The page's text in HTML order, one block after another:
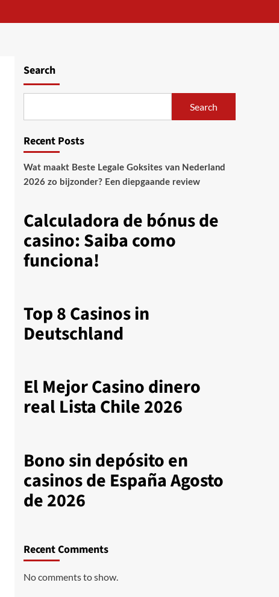
Search
Search
Recent Posts
Wat maakt Beste Legale Goksites van Nederland
2026 zo bijzonder? Een diepgaande review
Calculadora de bónus de
casino: Saiba como
funciona!
Top 8 Casinos in
Deutschland
El Mejor Casino dinero
real Lista Chile 2026
Bono sin depósito en
casinos de España Agosto
de 2026
Recent Comments
No comments to show.